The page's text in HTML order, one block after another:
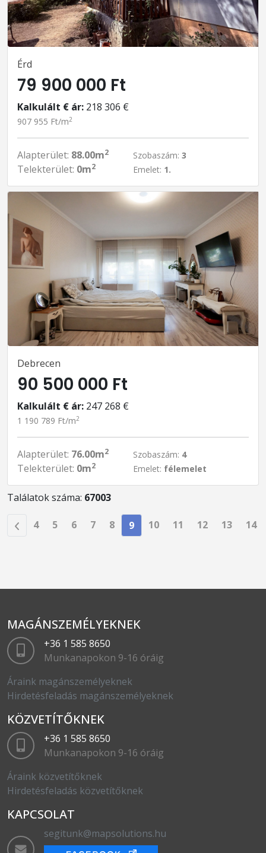
Érd
79 900 000 Ft
Kalkulált € ár: 218 306 €
907 955 Ft/m2
Alapterület: 88.00m2
Telekterület: 0m2
Szobaszám: 3
Emelet: 1.
Debrecen
90 500 000 Ft
Kalkulált € ár: 247 268 €
1 190 789 Ft/m2
Alapterület: 76.00m2
Telekterület: 0m2
Szobaszám: 4
Emelet: félemelet
Találatok száma: 67003
4 5 6 7 8 9 10 11 12 13 14
MAGÁNSZEMÉLYEKNEK
+36 1 585 8650
Munkanapokon 9-16 óráig
Áraink magánszemélyeknek
Hirdetésfeladás magánszemélyeknek
KÖZVETÍTŐKNEK
+36 1 585 8650
Munkanapokon 9-16 óráig
Áraink közvetítőknek
Hirdetésfeladás közvetítőknek
KAPCSOLAT
segitunk@mapsolutions.hu